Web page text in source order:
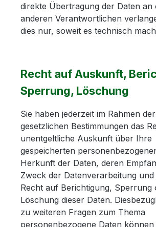
direkte Übertragung der Daten an
anderen Verantwortlichen
dies nur, soweit es technisch
Recht auf Auskunft,
Sperrung, Löschung
Sie haben jederzeit im Rahmen
gesetzlichen Bestimmungen das
unentgeltliche Auskunft über Ihre
gespeicherten
Herkunft der Daten, deren
Zweck der Datenverarbeitung und
Recht auf Berichtigung, Sperrung
Löschung dieser Daten.
zu weiteren Fragen zum Thema
personenbezogene Daten können